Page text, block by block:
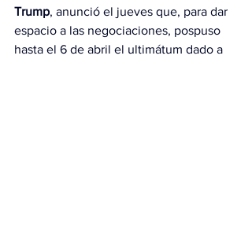
Trump, anunció el jueves que, para dar
espacio a las negociaciones, pospuso
hasta el 6 de abril el ultimátum dado a